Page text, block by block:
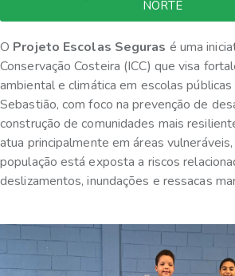
NORTE
O Projeto Escolas Seguras é uma
Conservação Costeira (ICC) que visa
ambiental e climática em escolas
Sebastião, com foco na prevenção de
construção de comunidades mais
atua principalmente em áreas
população está exposta a riscos
deslizamentos, inundações e ressacas